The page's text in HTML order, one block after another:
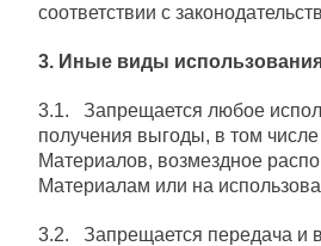
соответствии с
3. Иные виды
3.1. Запрещается любое
получения выгоды, в том
Материалов, возмездное
Материалам или на
3.2. Запрещается передача и